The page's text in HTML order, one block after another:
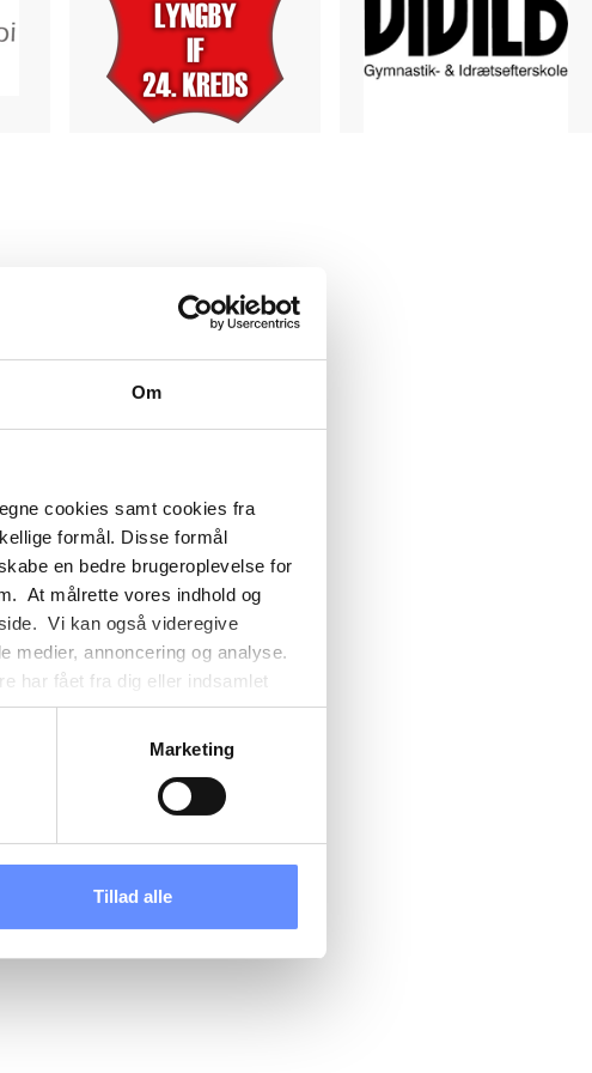
Om
cookies samt cookies fra
formål. Disse formål
en bedre brugeroplevelse for
At målrette vores indhold og
Vi kan også videregive
medier, annoncering og analyse.
har fået fra dig eller indsamlet
kan være placeret i usikre
med cookies, overordnede
til og dermed behandle
Marketing
Tillad alle